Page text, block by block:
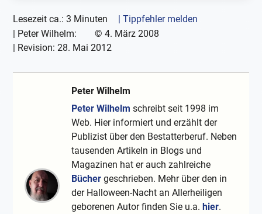
Lesezeit ca.: 3 Minuten
| Tippfehler melden
| Peter Wilhelm: © 4. März 2008
| Revision:28. Mai 2012
Peter Wilhelm
Peter Wilhelm schreibt seit 1998 im
Web. Hier informiert und erzählt der
Publizist über den Bestatterberuf. Neben
tausenden Artikeln in Blogs und
Magazinen hat er auch zahlreiche
Bücher geschrieben. Mehr über den in
der Halloween-Nacht an Allerheiligen
geborenen Autor finden Sie u.a.hier.